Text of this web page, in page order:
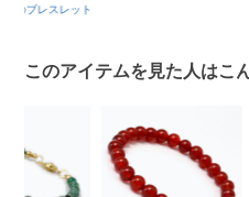
エメラルドのブレスレット
このアイテムを見た人はこ